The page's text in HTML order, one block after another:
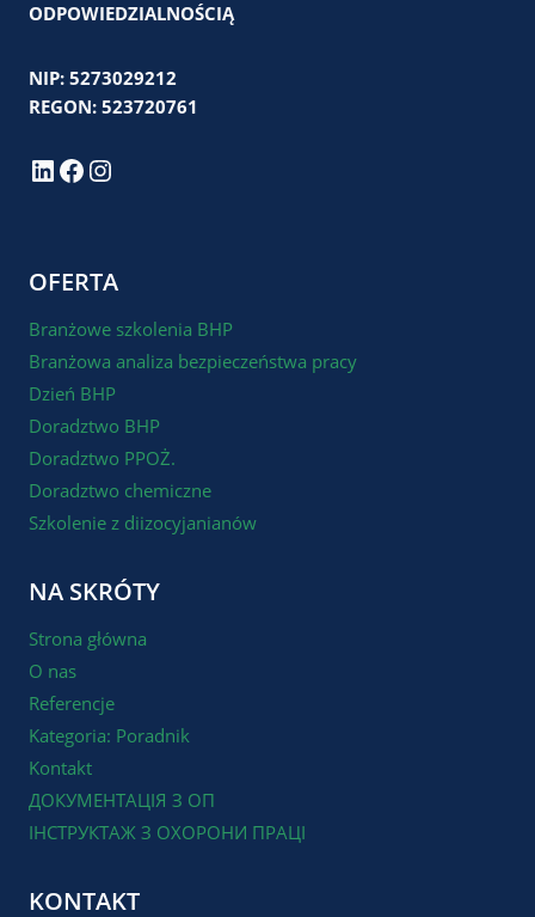
ODPOWIEDZIALNOŚCIĄ
NIP: 5273029212
REGON: 523720761
LinkedIn
Facebook
Instagram
OFERTA
Branżowe szkolenia BHP
Branżowa analiza bezpieczeństwa pracy
Dzień BHP
Doradztwo BHP
Doradztwo PPOŻ.
Doradztwo chemiczne
Szkolenie z diizocyjanianów
NA SKRÓTY
Strona główna
O nas
Referencje
Kategoria: Poradnik
Kontakt
ДОКУМЕНТАЦІЯ З ОП
ІНСТРУКТАЖ З ОХОРОНИ ПРАЦІ
KONTAKT